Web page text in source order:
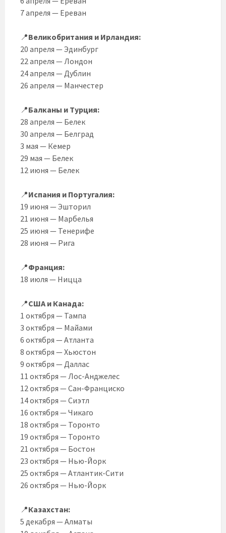
7 апреля — Ереван
📍Великобритания и Ирландия:
20 апреля — Эдинбург
22 апреля — Лондон
24 апреля — Дублин
26 апреля — Манчестер
📍Балканы и Турция:
28 апреля — Белек
30 апреля — Белград
3 мая — Кемер
29 мая — Белек
12 июня — Белек
📍Испания и Португалия:
19 июня — Эшторил
21 июня — Марбелья
25 июня — Тенерифе
28 июня — Рига
📍Франция:
18 июля — Ницца
📍США и Канада:
1 октября — Тампа
3 октября — Майами
6 октября — Атланта
8 октября — Хьюстон
9 октября — Даллас
11 октября — Лос-Анджелес
12 октября — Сан-Франциско
14 октября — Сиэтл
16 октября — Чикаго
18 октября — Торонто
19 октября — Торонто
21 октября — Бостон
23 октября — Нью-Йорк
25 октября — Атлантик-Сити
26 октября — Нью-Йорк
📍Казахстан:
5 декабря — Алматы